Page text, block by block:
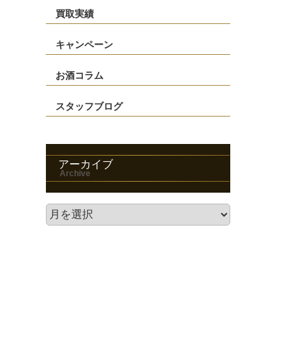
買取実績
キャンペーン
お酒コラム
スタッフブログ
アーカイブ